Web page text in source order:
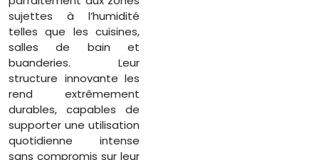
sujettes à l’humidité
telles que les cuisines,
salles de bain et
buanderies. Leur
structure innovante les
rend extrêmement
durables, capables de
supporter une utilisation
quotidienne intense
sans compromis sur leur